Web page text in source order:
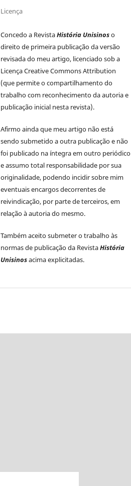
Licença
Concedo a RevistaHistória Unisinoso
direito de primeira publicação da versão
revisada do meu artigo, licenciado sob a
Licença Creative Commons Attribution
(que permite o compartilhamento do
trabalho com reconhecimento da autoria e
publicação inicial nesta revista).
Afirmo ainda que meu artigo não está
sendo submetido a outra publicação e não
foi publicado na íntegra em outro periódico
e assumo total responsabilidade por sua
originalidade, podendo incidir sobre mim
eventuais encargos decorrentes de
reivindicação, por parte de terceiros, em
relação à autoria do mesmo.
Também aceito submeter o trabalho às
normas de publicação da RevistaHistória
Unisinosacima explicitadas.